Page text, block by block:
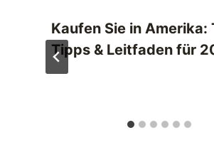
Kaufen Sie in Amerika:
Tipps & Leitfaden für